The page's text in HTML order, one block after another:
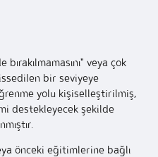
veya çok
bir seviyeye
yolu kişiselleştirilmiş,
destekleyecek şekilde
önceki eğitimlerine bağlı